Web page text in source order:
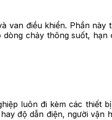
van điều khiển. Phần
chảy thông suốt,
luôn đi kèm các thiết
độ dẫn điện, người vận